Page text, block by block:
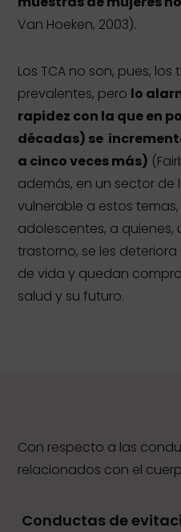
Van Hoeken, 2003).
Los TCA no son, pues,
prevalentes, pero lo
rapidez con la que en
décadas) se
a cinco veces más)
además, en un sector
vulnerable a estos temas,
adolescentes, a
trastorno, se les
de vida y quedan
salud y su futuro.
Con respecto a las
relacionados con el
Conductas de